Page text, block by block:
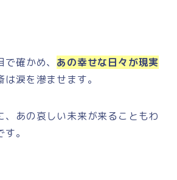
確かめ、 あの幸せな日々が現実
涙を滲ませます。
、あの哀しい未来が来ることもわ
。